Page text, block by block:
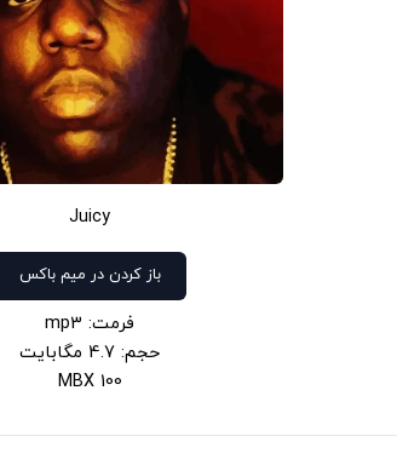
Juicy
باز کردن در میم باکس
فرمت: mp3
حجم: 4.7 مگابایت
100 MBX